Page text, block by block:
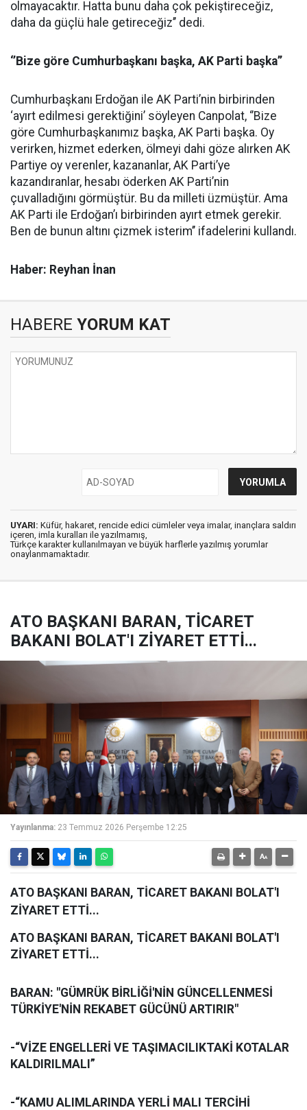
olmayacaktır. Hatta bunu daha çok pekiştireceğiz,
daha da güçlü hale getireceğiz’’ dedi.
‘’Bize göre Cumhurbaşkanı başka, AK Parti başka’’
Cumhurbaşkanı Erdoğan ile AK Parti’nin birbirinden
‘ayırt edilmesi gerektiğini’ söyleyen Canpolat, ‘’Bize
göre Cumhurbaşkanımız başka, AK Parti başka. Oy
verirken, hizmet ederken, ölmeyi dahi göze alırken AK
Partiye oy verenler, kazananlar, AK Parti’ye
kazandıranlar, hesabı öderken AK Parti’nin
çuvalladığını görmüştür. Bu da milleti üzmüştür. Ama
AK Parti ile Erdoğan’ı birbirinden ayırt etmek gerekir.
Ben de bunun altını çizmek isterim’’ ifadelerini kullandı.
Haber: Reyhan İnan
HABERE YORUM KAT
UYARI: Küfür, hakaret, rencide edici cümleler veya imalar, inançlara saldırı
içeren, imla kuralları ile yazılmamış,
Türkçe karakter kullanılmayan ve büyük harflerle yazılmış yorumlar
onaylanmamaktadır.
ATO BAŞKANI BARAN, TİCARET
BAKANI BOLAT'I ZİYARET ETTİ...
Yayınlanma: 23 Temmuz 2026 Perşembe 12:25
ATO BAŞKANI BARAN, TİCARET BAKANI BOLAT'I
ZİYARET ETTİ...
ATO BAŞKANI BARAN, TİCARET BAKANI BOLAT'I
ZİYARET ETTİ...
BARAN: "GÜMRÜK BİRLİĞİ'NİN GÜNCELLENMESİ
TÜRKİYE'NİN REKABET GÜCÜNÜ ARTIRIR"
-“VİZE ENGELLERİ VE TAŞIMACILIKTAKİ KOTALAR
KALDIRILMALI”
-“KAMU ALIMLARINDA YERLİ MALI TERCİHİ